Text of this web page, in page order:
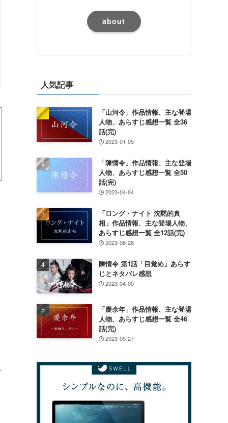
about
人気記事
「山河令」作品情報、主な登場
人物、あらすじ感想一覧 全36
話(完)
2023-01-05
「陳情令」作品情報、主な登場
人物、あらすじ感想一覧 全50
話(完)
2023-04-04
「ロング・ナイト 沈黙的真
相」作品情報、主な登場人物、
あらすじ感想一覧 全12話(完)
2023-06-28
陳情令 第1話「目覚め」あらす
じとネタバレ感想
2023-04-05
「慶余年」作品情報、主な登場
人物、あらすじ感想一覧 全46
話(完)
2023-05-27